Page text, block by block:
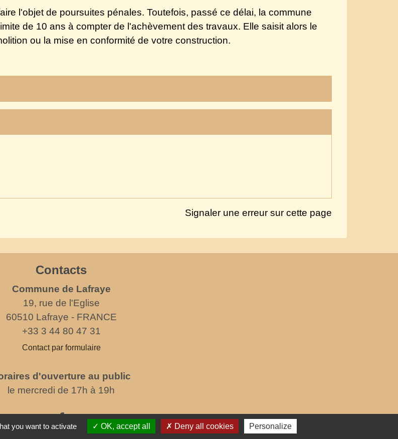
l'objet de poursuites pénales. Toutefois, passé ce délai, la commune
de 10 ans à compter de l'achèvement des travaux. Elle saisit alors le
ou la mise en conformité de votre construction.
Signaler une erreur sur cette page
Contacts
Commune de Lafraye
19, rue de l'Eglise
60510 Lafraye - FRANCE
+33 3 44 80 47 31
Contact par formulaire
d'ouverture au public
le mercredi de 17h à 19h
you want to activate OK, accept all Deny all cookies Personalize